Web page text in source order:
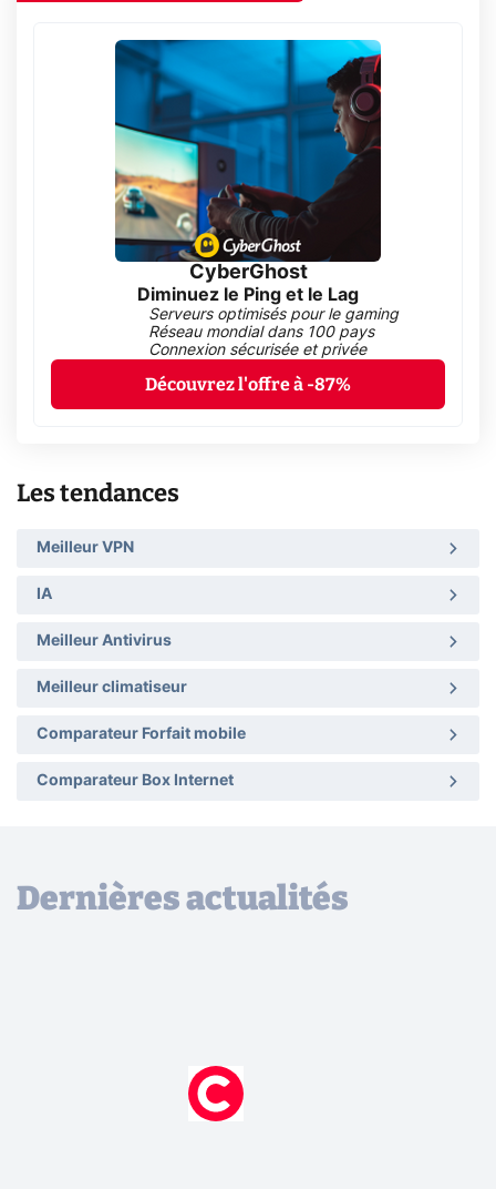
CyberGhost
Diminuez le Ping et le Lag
Serveurs optimisés pour le gaming
Réseau mondial dans 100 pays
Connexion sécurisée et privée
Découvrez l'offre à -87%
Les tendances
Meilleur VPN
IA
Meilleur Antivirus
Meilleur climatiseur
Comparateur Forfait mobile
Comparateur Box Internet
Dernières actualités